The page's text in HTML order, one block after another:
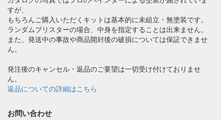
すが、
もちろんご購入いただくキットは基本的に未組立・無塗装です。
ランダムブリスターの場合、中身を指定することは出来ません。
また、発送中の事故や商品開封後の破損については保証できませ
ん。
発注後のキャンセル・返品のご要望は一切受け付けておりませ
ん。
返品についての詳細はこちら
お問い合わせ